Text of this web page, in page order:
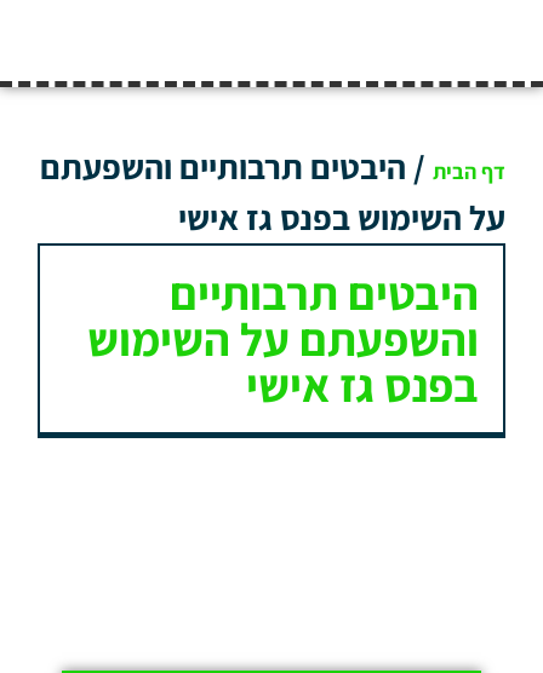
דף הבית / היבטים תרבותיים והשפעתם
על השימוש בפנס גז אישי
היבטים תרבותיים
והשפעתם על השימוש
בפנס גז אישי